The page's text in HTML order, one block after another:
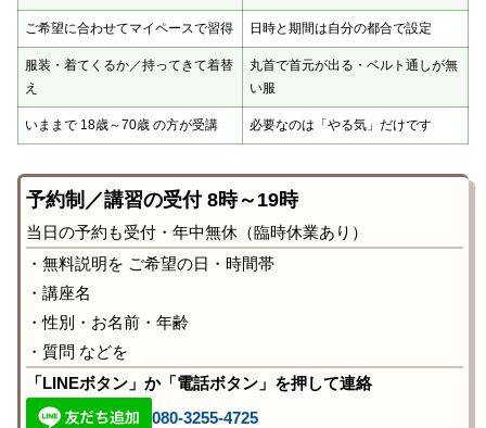
ご希望に合わせてマイペースで習得 日時と期間は自分の都合で設定
服装・着てくるか／持ってきて着替
え
丸首で首元が出る・ベルト通しが無
い服
いままで 18歳～70歳 の方が受講 必要なのは「やる気」だけです
予約制／講習の受付 8時～19時
当日の予約も受付・年中無休（臨時休業あり）
・無料説明を ご希望の日・時間帯
・講座名
・性別・お名前・年齢
・質問 などを
「LINEボタン」か「電話ボタン」を押して連絡
080-3255-4725